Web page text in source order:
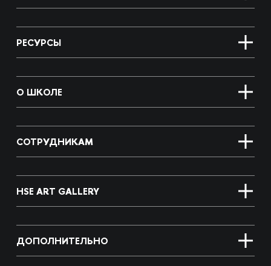
РЕСУРСЫ
О ШКОЛЕ
СОТРУДНИКАМ
HSE ART GALLERY
ДОПОЛНИТЕЛЬНО